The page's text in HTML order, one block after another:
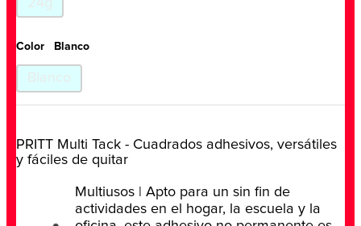
Color Blanco
PRITT Multi Tack - Cuadrados adhesivos, versátiles
y fáciles de quitar
Multiusos | Apto para un sin fin de
actividades en el hogar, la escuela y la